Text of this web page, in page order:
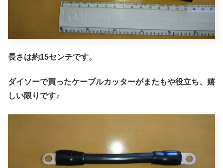
長さは約15センチです。
ダイソーで買ったケーブルカッターがまたもや役立ち、嬉
しい限りです♪